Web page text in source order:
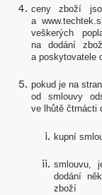
ceny zboží
a
veškerých
na dodání
a poskytovatele
pokud je na
od smlouvy
ve lhůtě čtrnácti
kupní
smlouvu,
dodání
zboží